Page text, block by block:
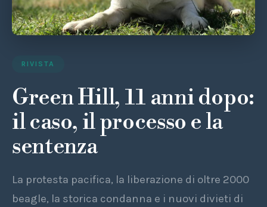
RIVISTA
Green Hill, 11 anni dopo:
il caso, il processo e la
sentenza
La protesta pacifica, la liberazione di oltre 2000
beagle, la storica condanna e i nuovi divieti di